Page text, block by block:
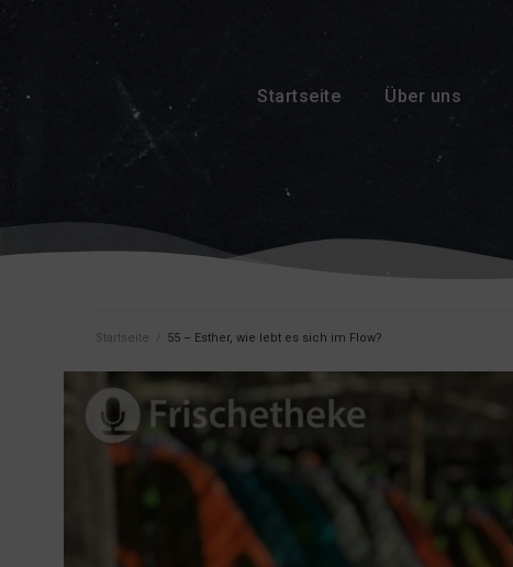
Startseite Über uns
Startseite 55 – Esther, wie lebt es sich im Flow?